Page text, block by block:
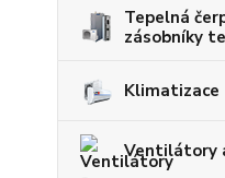
Tepelná
zásobníky
Klimatizace
Ventilátory